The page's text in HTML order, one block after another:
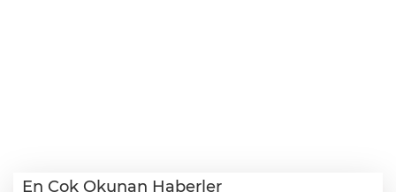
En Çok Okunan Haberler